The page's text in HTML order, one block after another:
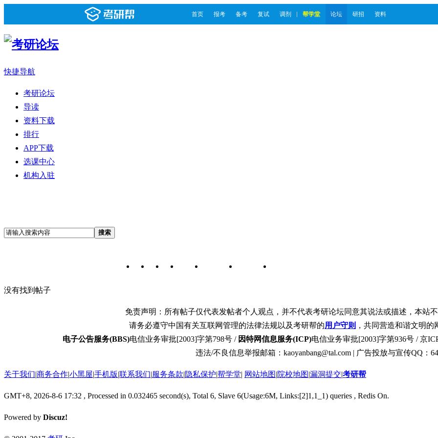
首页 报考 备考 复试 调剂 帮学堂 论坛 研招 资料
快捷导航
考研论坛
导读
资料下载
排行
APP下载
选课中心
机构入驻
搜索
没有找到帖子
免责声明：所有帖子仅代表发帖者个人观点，并不代表考研论坛同意其说法或描述，本站
请务必遵守中国有关互联网管理的法律法规以及考研帮的用户守则 ，共同营造和谐文明
电子公告服务(BBS)电信业务审批[2003]字第798号 / 因特网信息服务(ICP)电信业务审批[2003]字第936号 / 京
违法/不良信息举报邮箱：kaoyanbang@tal.com | 广告投放与宣传QQ：
关于我们|商务合作|小黑屋|手机版|联系我们|服务条款|隐私保护|帮学堂| 网站地图|院校地图|漏洞提交|考研帮
GMT+8, 2026-8-6 17:32 , Processed in 0.032465 second(s), Total 6, Slave 6(Usage:6M, Links:[2]1,1_1) queries , Redis On.
Powered by Discuz!